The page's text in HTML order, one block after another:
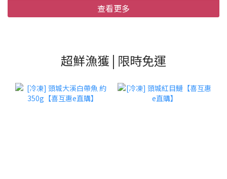
查看更多
超鮮漁獲 | 限時免運